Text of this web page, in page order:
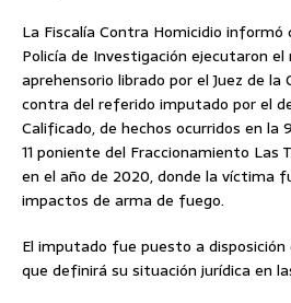
La Fiscalía Contra Homicidio
Policía de Investigación ejecutaron
aprehensorio librado por el Juez de la
contra del referido imputado por el
Calificado, de hechos ocurridos en la
11 poniente del Fraccionamiento Las
en el año de 2020, donde la víctima
impactos de arma de fuego.
El imputado fue puesto a disposición
que definirá su situación jurídica en